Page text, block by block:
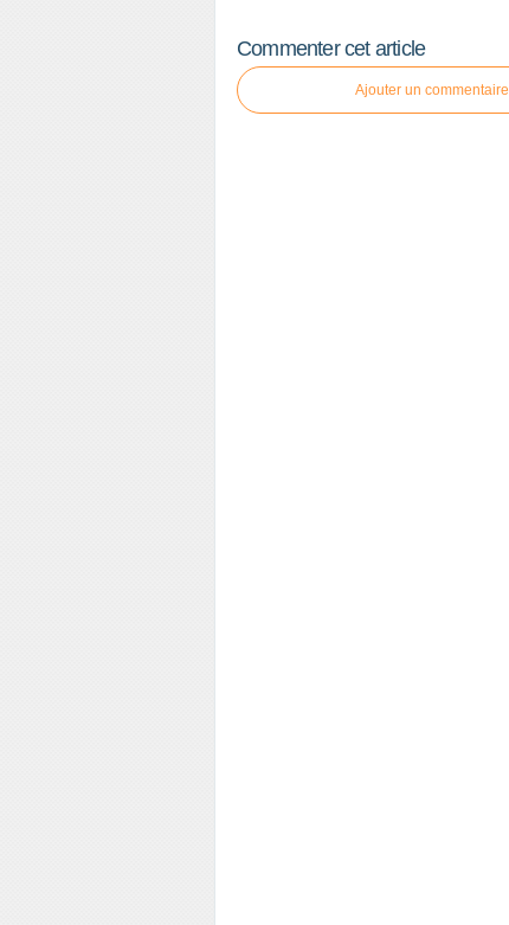
Commenter cet article
Ajouter un commentaire